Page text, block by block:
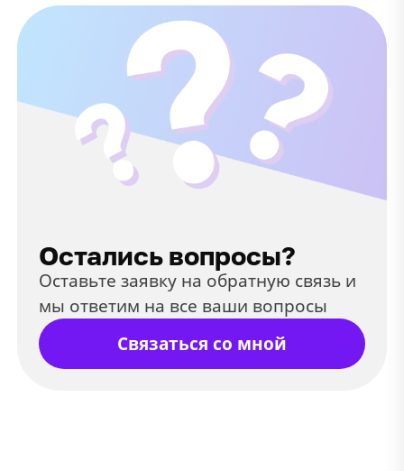
Остались вопросы?
Оставьте заявку на обратную связь и
мы ответим на все ваши вопросы
Связаться со мной